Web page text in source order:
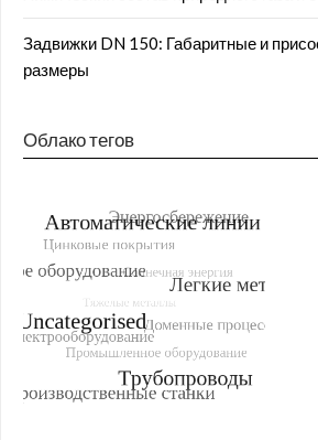
Задвижки DN 150: Габаритные и
размеры
Облако тегов